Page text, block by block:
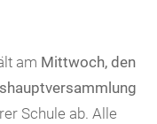
am Mittwoch, den
Schule ab. Alle